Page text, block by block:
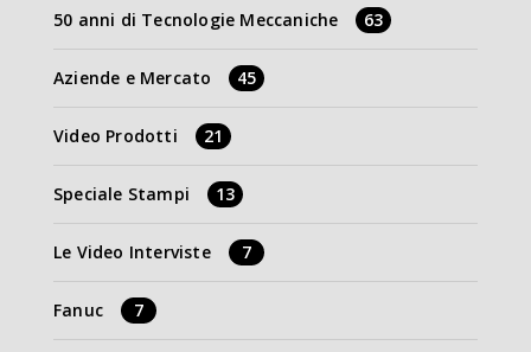
50 anni di Tecnologie Meccaniche 63
Aziende e Mercato 45
Video Prodotti 21
Speciale Stampi 13
Le Video Interviste 7
Fanuc 7